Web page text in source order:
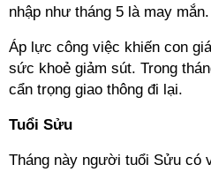
nhập như tháng 5 là may mắn.
Áp lực công việc khiến con
sức khoẻ giảm sút. Trong
cẩn trọng giao thông đi lại.
Tuổi Sửu
Tháng này người tuổi Sửu có